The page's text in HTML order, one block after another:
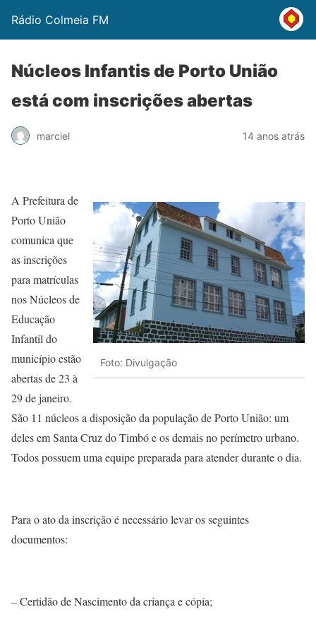
Rádio Colmeia FM
Núcleos Infantis de Porto União
está com inscrições abertas
marciel 14 anos atrás
Foto: Divulgação
A Prefeitura de
Porto União
comunica que
as inscrições
para matrículas
nos Núcleos de
Educação
Infantil do
município estão
abertas de 23 à
29 de janeiro.
São 11 núcleos a disposição da população de Porto União: um
deles em Santa Cruz do Timbó e os demais no perímetro urbano.
Todos possuem uma equipe preparada para atender durante o dia.
Para o ato da inscrição é necessário levar os seguintes
documentos:
– Certidão de Nascimento da criança e cópia;